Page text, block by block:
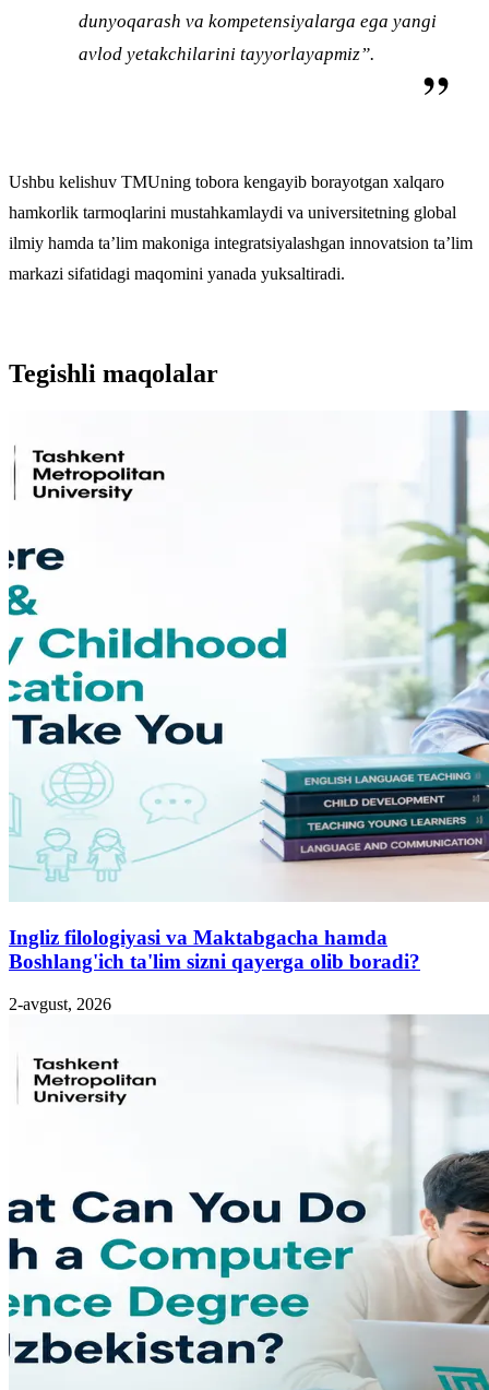
dunyoqarash va kompetensiyalarga ega yangi
avlod yetakchilarini tayyorlayapmiz”.
Ushbu kelishuv TMUning tobora kengayib borayotgan xalqaro
hamkorlik tarmoqlarini mustahkamlaydi va universitetning global
ilmiy hamda ta’lim makoniga integratsiyalashgan innovatsion ta’lim
markazi sifatidagi maqomini yanada yuksaltiradi.
Tegishli maqolalar
Ingliz filologiyasi va Maktabgacha hamda
Boshlang'ich ta'lim sizni qayerga olib boradi?
2-avgust, 2026